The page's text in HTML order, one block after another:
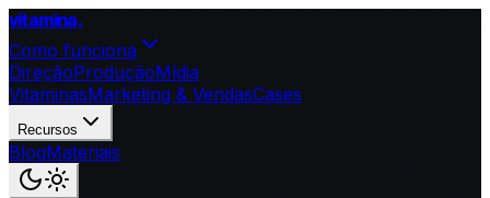
vitamina.
Como funciona
DireçãoProduçãoMídia
VitaminasMarketing & VendasCases
Recursos
BlogMateriais